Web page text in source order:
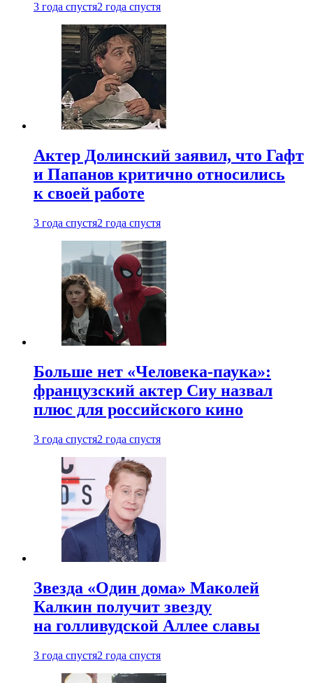
3 года спустя2 года спустя
Актер Долинский заявил, что Гафт
и Папанов критично относились
к своей работе
3 года спустя2 года спустя
Больше нет «Человека-паука»:
французский актер Сиу назвал
плюс для российского кино
3 года спустя2 года спустя
Звезда «Один дома» Маколей
Калкин получит звезду
на голливудской Аллее славы
3 года спустя2 года спустя